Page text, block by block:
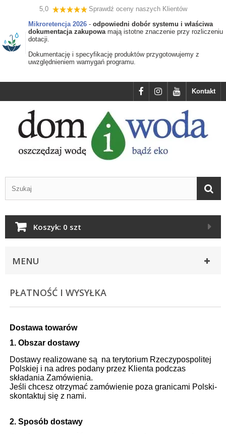
5,0
Sprawdź oceny naszych Klientów
Mikroretencja 2026 - odpowiedni dobór systemu i właściwa
dokumentacja zakupowamają istotne znaczenie przy rozliczeniu
dotacji.
Dokumentację i specyfikację produktów przygotowujemy z
uwzględnieniem wamygań programu.
Kontakt
Koszyk: 0 szt
MENU
PŁATNOŚĆ I WYSYŁKA
Dostawa towarów
1. Obszar dostawy
Dostawy realizowane są na terytorium Rzeczypospolitej
Polskiej i na adres podany przez Klienta podczas
składania Zamówienia.
Jeśli chcesz otrzymać zamówienie poza granicami Polski-
skontaktuj się z nami.
2. Sposób dostawy